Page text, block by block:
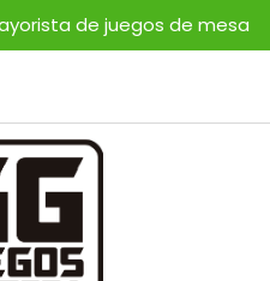
de juegos de mesa